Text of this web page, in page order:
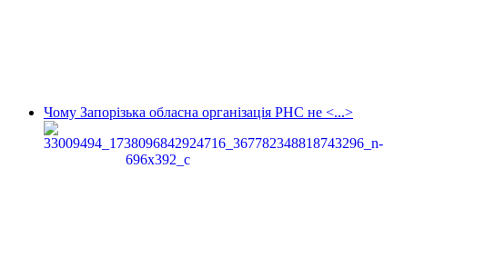
Чому Запорізька обласна організація РНС не <...>